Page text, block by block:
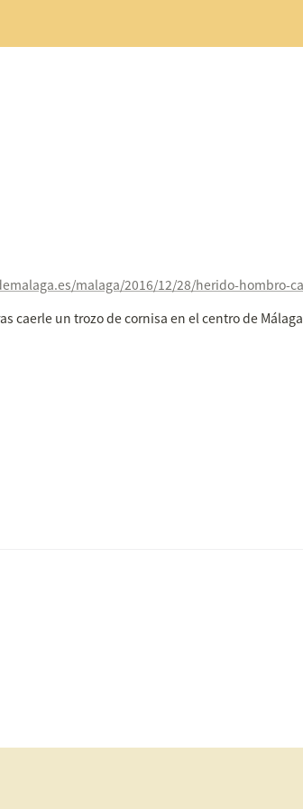
caerle un trozo de cornisa en el centro de Málaga